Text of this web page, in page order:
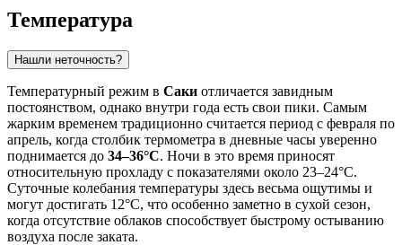
Температура
Нашли неточность?
Температурный режим в Саки отличается завидным
постоянством, однако внутри года есть свои пики. Самым
жарким временем традиционно считается период с февраля по
апрель, когда столбик термометра в дневные часы уверенно
поднимается до 34–36°C. Ночи в это время приносят
относительную прохладу с показателями около 23–24°C.
Суточные колебания температуры здесь весьма ощутимы и
могут достигать 12°C, что особенно заметно в сухой сезон,
когда отсутствие облаков способствует быстрому остыванию
воздуха после заката.